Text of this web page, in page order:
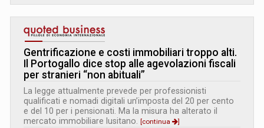
Gentrificazione e costi immobiliari troppo alti.
Il Portogallo dice stop alle agevolazioni fiscali
per stranieri “non abituali”
La legge attualmente prevede per professionisti
qualificati e nomadi digitali un’imposta del 20 per cento
e del 10 per i pensionati. Ma la misura ha alterato il
mercato immobiliare lusitano. [continua ]